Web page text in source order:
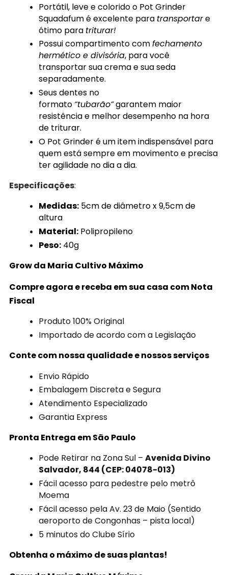
Portátil, leve e colorido o Pot Grinder
Squadafum é excelente para transportare
ótimo para triturar!
Possui compartimento comfechamento
hermético e divisória, para você
transportar sua crema e sua seda
separadamente.
Seus dentes no
formato “tubarão”garantem maior
resistência e melhor desempenho na hora
de triturar.
O Pot Grinder é um item indispensável para
quem está sempre em movimento e precisa
ter agilidade no dia a dia.
Especificações:
Medidas: 5cm de diâmetro x 9,5cm de
altura
Material: Polipropileno
Peso: 40g
Grow da Maria Cultivo Máximo
Compre agora e receba em sua casa com Nota
Fiscal
Produto 100% Original
Importado de acordo com a Legislação
Conte com nossa qualidade e nossos serviços
Envio Rápido
Embalagem Discreta e Segura
Atendimento Especializado
Garantia Express
Pronta Entrega em São Paulo
Pode Retirar na Zona Sul –Avenida Divino
Salvador, 844 (CEP: 04078-013)
Fácil acesso para pedestre pelo metrô
Moema
Fácil acesso pela Av. 23 de Maio (Sentido
aeroporto de Congonhas – pista local)
5 minutos do Clube Sírio
Obtenha o máximo de suas plantas!